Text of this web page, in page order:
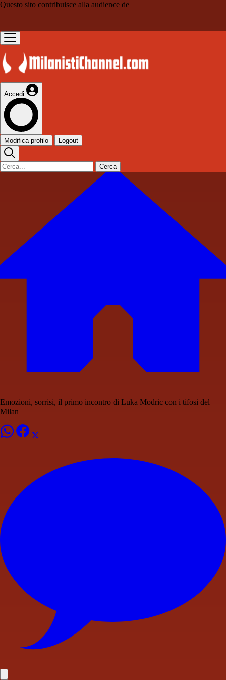
Questo sito contribuisce alla audience de
Accedi
Modifica profilo Logout
Cerca
Emozioni, sorrisi, il primo incontro di Luka Modric con i tifosi del
Milan